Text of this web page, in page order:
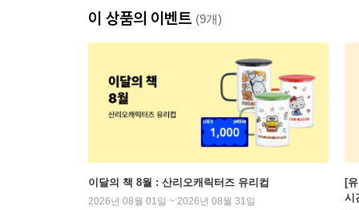
이 상품의 이벤트 (9개)
이달의 책 8월 : 산리오캐릭터즈 유리컵
2026년 08월 01일 ~ 2026년 08월 31일
[
시